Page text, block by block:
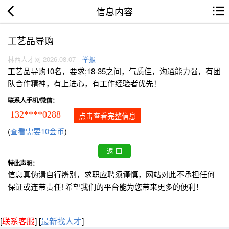
信息内容
工艺品导购
林西人才网 2026.08.07 举报
工艺品导购10名，要求;18-35之间，气质佳，沟通能力强，有团
队合作精神，有上进心，有工作经验者优先！
联系人手机/微信：
132****0288 点击查看完整信息
(查看需要10金币)
特此声明：
信息真伪请自行辨别，求职应聘须谨慎，网站对此不承担任何
保证或连带责任! 希望我们的平台能为您带来更多的便利！
[联系客服] [最新找人才]